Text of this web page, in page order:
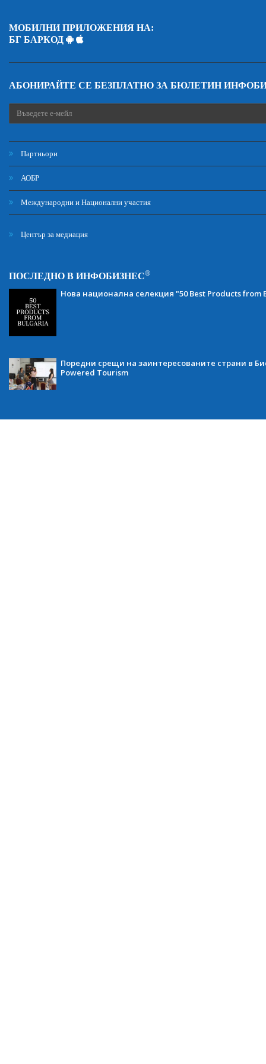
МОБИЛНИ ПРИЛОЖЕНИЯ НА:
БГ БАРКОД
АБОНИРАЙТЕ СЕ БЕЗПЛАТНО ЗА БЮЛЕТИН
Партньори
АОБР
Международни и Национални участия
Център за медиация
ПОСЛЕДНО В ИНФОБИЗНЕС®
Нова национална селекция "50 Best Products from
Поредни срещи на заинтересованите страни в
Powered Tourism